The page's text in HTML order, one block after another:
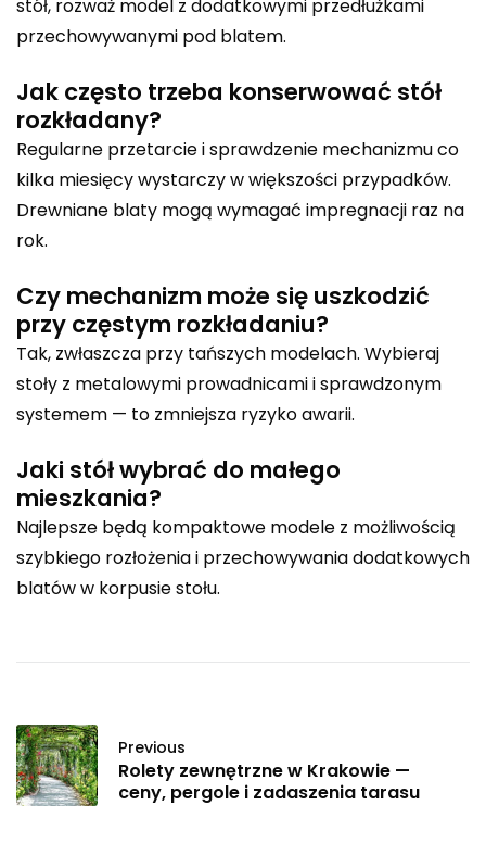
stół, rozważ model z dodatkowymi przedłużkami
przechowywanymi pod blatem.
Jak często trzeba konserwować stół
rozkładany?
Regularne przetarcie i sprawdzenie mechanizmu co
kilka miesięcy wystarczy w większości przypadków.
Drewniane blaty mogą wymagać impregnacji raz na
rok.
Czy mechanizm może się uszkodzić
przy częstym rozkładaniu?
Tak, zwłaszcza przy tańszych modelach. Wybieraj
stoły z metalowymi prowadnicami i sprawdzonym
systemem — to zmniejsza ryzyko awarii.
Jaki stół wybrać do małego
mieszkania?
Najlepsze będą kompaktowe modele z możliwością
szybkiego rozłożenia i przechowywania dodatkowych
blatów w korpusie stołu.
Previous
Rolety zewnętrzne w Krakowie —
ceny, pergole i zadaszenia tarasu